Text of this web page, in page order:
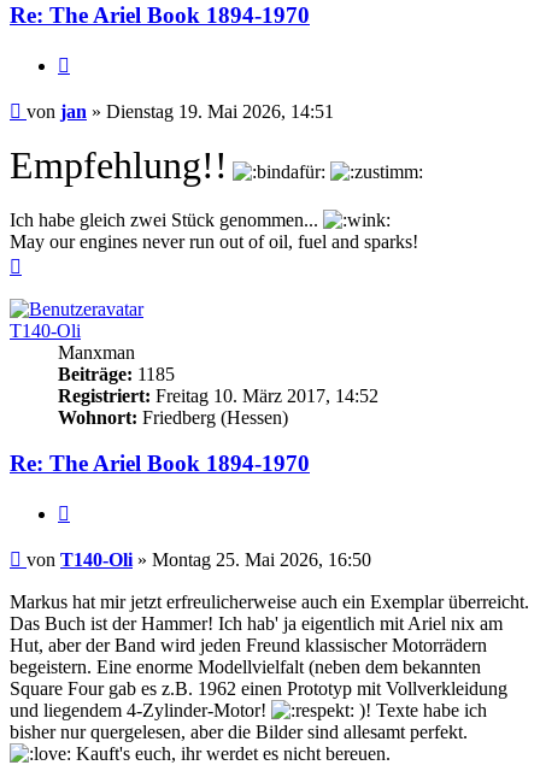
Re: The Ariel Book 1894-1970
Beitrag
von jan » Dienstag 19. Mai 2026, 14:51
Empfehlung!!
Ich habe gleich zwei Stück genommen...
May our engines never run out of oil, fuel and sparks!
T140-Oli
Manxman
Beiträge: 1185
Registriert: Freitag 10. März 2017, 14:52
Wohnort: Friedberg (Hessen)
Re: The Ariel Book 1894-1970
Beitrag
von T140-Oli » Montag 25. Mai 2026, 16:50
Markus hat mir jetzt erfreulicherweise auch ein Exemplar überreicht.
Das Buch ist der Hammer! Ich hab' ja eigentlich mit Ariel nix am
Hut, aber der Band wird jeden Freund klassischer Motorrädern
begeistern. Eine enorme Modellvielfalt (neben dem bekannten
Square Four gab es z.B. 1962 einen Prototyp mit Vollverkleidung
und liegendem 4-Zylinder-Motor!
)! Texte habe ich
bisher nur quergelesen, aber die Bilder sind allesamt perfekt.
Kauft's euch, ihr werdet es nicht bereuen.